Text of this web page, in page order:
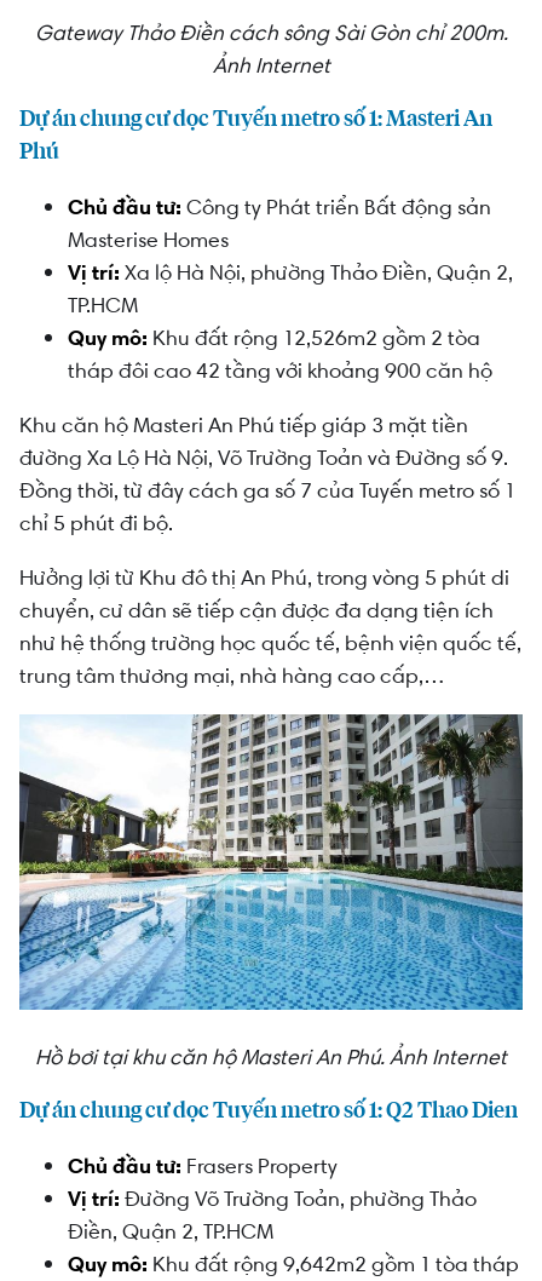
Gateway Thảo Điền cách sông Sài Gòn chỉ 200m.
Ảnh Internet
Dự án chung cư dọc Tuyến metro số 1: Masteri An
Phú
Chủ đầu tư: Công ty Phát triển Bất động sản
Masterise Homes
Vị trí: Xa lộ Hà Nội, phường Thảo Điền, Quận 2,
TP.HCM
Quy mô: Khu đất rộng 12,526m2 gồm 2 tòa
tháp đôi cao 42 tầng với khoảng 900 căn hộ
Khu căn hộ Masteri An Phú tiếp giáp 3 mặt tiền
đường Xa Lộ Hà Nội, Võ Trường Toản và Đường số 9.
Đồng thời, từ đây cách ga số 7 của Tuyến metro số 1
chỉ 5 phút đi bộ.
Hưởng lợi từ Khu đô thị An Phú, trong vòng 5 phút di
chuyển, cư dân sẽ tiếp cận được đa dạng tiện ích
như hệ thống trường học quốc tế, bệnh viện quốc tế,
trung tâm thương mại, nhà hàng cao cấp,…
Hồ bơi tại khu căn hộ Masteri An Phú. Ảnh Internet
Dự án chung cư dọc Tuyến metro số 1: Q2 Thao Dien
Chủ đầu tư: Frasers Property
Vị trí: Đường Võ Trường Toản, phường Thảo
Điền, Quận 2, TP.HCM
Quy mô: Khu đất rộng 9,642m2 gồm 1 tòa tháp